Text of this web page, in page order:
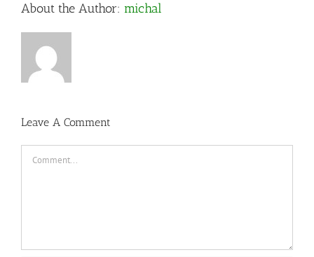
About the Author: michal
Leave A Comment
Comment